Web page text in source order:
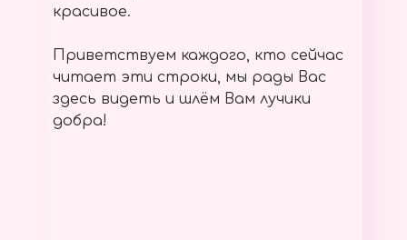
красивое.
Приветствуем каждого, кто сейчас
читает эти строки, мы рады Вас
здесь видеть и шлём Вам лучики
добра!